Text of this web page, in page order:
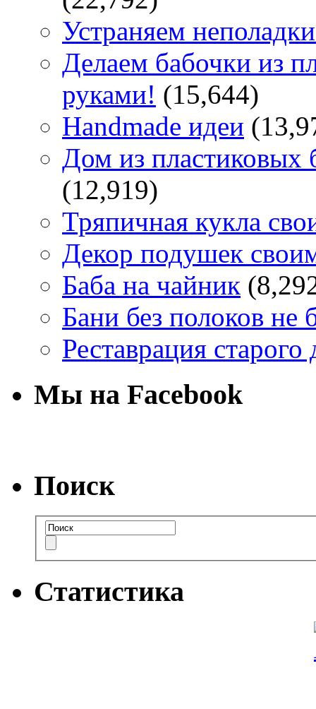
Устраняем
Делаем бабочки из
руками! (15,644)
Handmade идеи
Дом из пластиковых
(12,919)
Тряпичная кукла
Декор подушек
Баба на чайник
Бани без полоков не
Реставрация старого
Мы на Facebook
Поиск
Статистика